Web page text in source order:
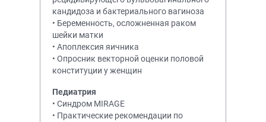
кандидоза и бактериального вагиноза
• Беременность, осложненная раком
шейки матки
• Апоплексия яичника
• Опросник векторной оценки половой
конституции у женщин
Педиатрия
• Синдром MIRAGE
• Практические рекомендации по